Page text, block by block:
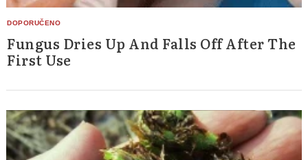
Fungus Dries Up And Falls Off After The
First Use